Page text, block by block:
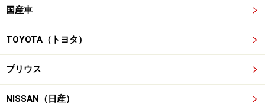
国産車
TOYOTA（トヨタ）
プリウス
NISSAN（日産）